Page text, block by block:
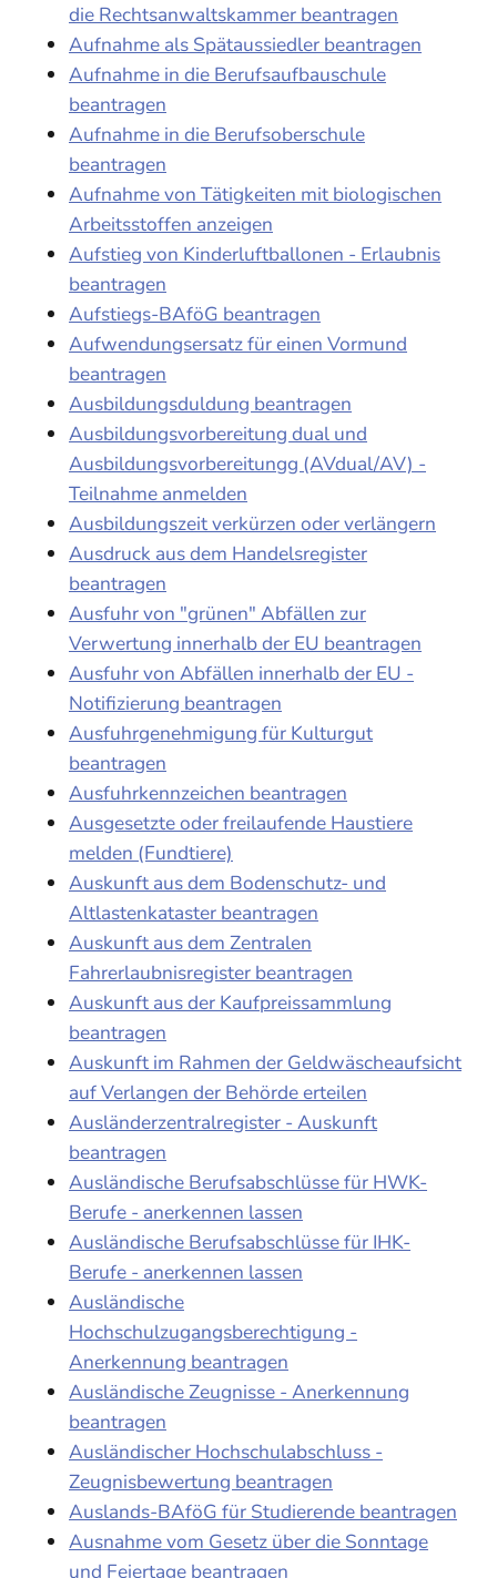
die Rechtsanwaltskammer beantragen
Aufnahme als Spätaussiedler beantragen
Aufnahme in die Berufsaufbauschule
beantragen
Aufnahme in die Berufsoberschule
beantragen
Aufnahme von Tätigkeiten mit biologischen
Arbeitsstoffen anzeigen
Aufstieg von Kinderluftballonen - Erlaubnis
beantragen
Aufstiegs-BAföG beantragen
Aufwendungsersatz für einen Vormund
beantragen
Ausbildungsduldung beantragen
Ausbildungsvorbereitung dual und
Ausbildungsvorbereitungg (AVdual/AV) -
Teilnahme anmelden
Ausbildungszeit verkürzen oder verlängern
Ausdruck aus dem Handelsregister
beantragen
Ausfuhr von "grünen" Abfällen zur
Verwertung innerhalb der EU beantragen
Ausfuhr von Abfällen innerhalb der EU -
Notifizierung beantragen
Ausfuhrgenehmigung für Kulturgut
beantragen
Ausfuhrkennzeichen beantragen
Ausgesetzte oder freilaufende Haustiere
melden (Fundtiere)
Auskunft aus dem Bodenschutz- und
Altlastenkataster beantragen
Auskunft aus dem Zentralen
Fahrerlaubnisregister beantragen
Auskunft aus der Kaufpreissammlung
beantragen
Auskunft im Rahmen der Geldwäscheaufsicht
auf Verlangen der Behörde erteilen
Ausländerzentralregister - Auskunft
beantragen
Ausländische Berufsabschlüsse für HWK-
Berufe - anerkennen lassen
Ausländische Berufsabschlüsse für IHK-
Berufe - anerkennen lassen
Ausländische
Hochschulzugangsberechtigung -
Anerkennung beantragen
Ausländische Zeugnisse - Anerkennung
beantragen
Ausländischer Hochschulabschluss -
Zeugnisbewertung beantragen
Auslands-BAföG für Studierende beantragen
Ausnahme vom Gesetz über die Sonntage
und Feiertage beantragen